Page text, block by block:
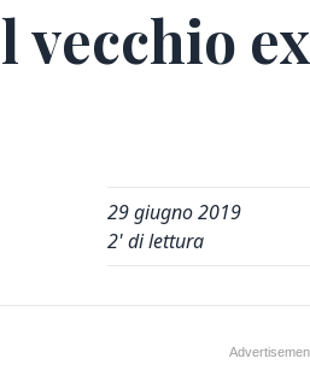
vecchio ex
29 giugno 2019
2' di lettura